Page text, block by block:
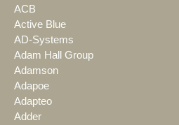
ACB
Active Blue
AD-Systems
Adam Hall Group
Adamson
Adapoe
Adapteo
Adder